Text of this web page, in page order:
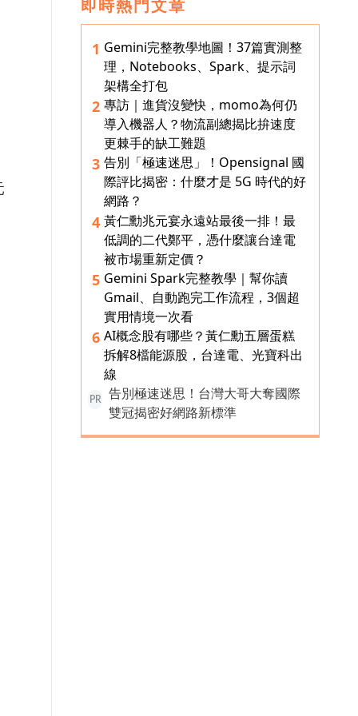
即時熱門文章
1 Gemini完整教學地圖！37篇實測整
理，Notebooks、Spark、提示詞
架構全打包
2 專訪｜進貨沒變快，momo為何仍
導入機器人？物流副總揭比拚速度
更棘手的缺工難題
3 告別「極速迷思」！Opensignal 國
際評比揭密：什麼才是 5G 時代的好
網路？
4 黃仁勳兆元宴永遠站最後一排！最
低調的二代鄭平，憑什麼讓台達電
被市場重新定價？
5 Gemini Spark完整教學｜幫你讀
Gmail、自動跑完工作流程，3個超
實用情境一次看
6 AI概念股有哪些？黃仁勳五層蛋糕
拆解8檔能源股，台達電、光寶科出
線
PR
告別極速迷思！台灣大哥大奪國際
雙冠揭密好網路新標準